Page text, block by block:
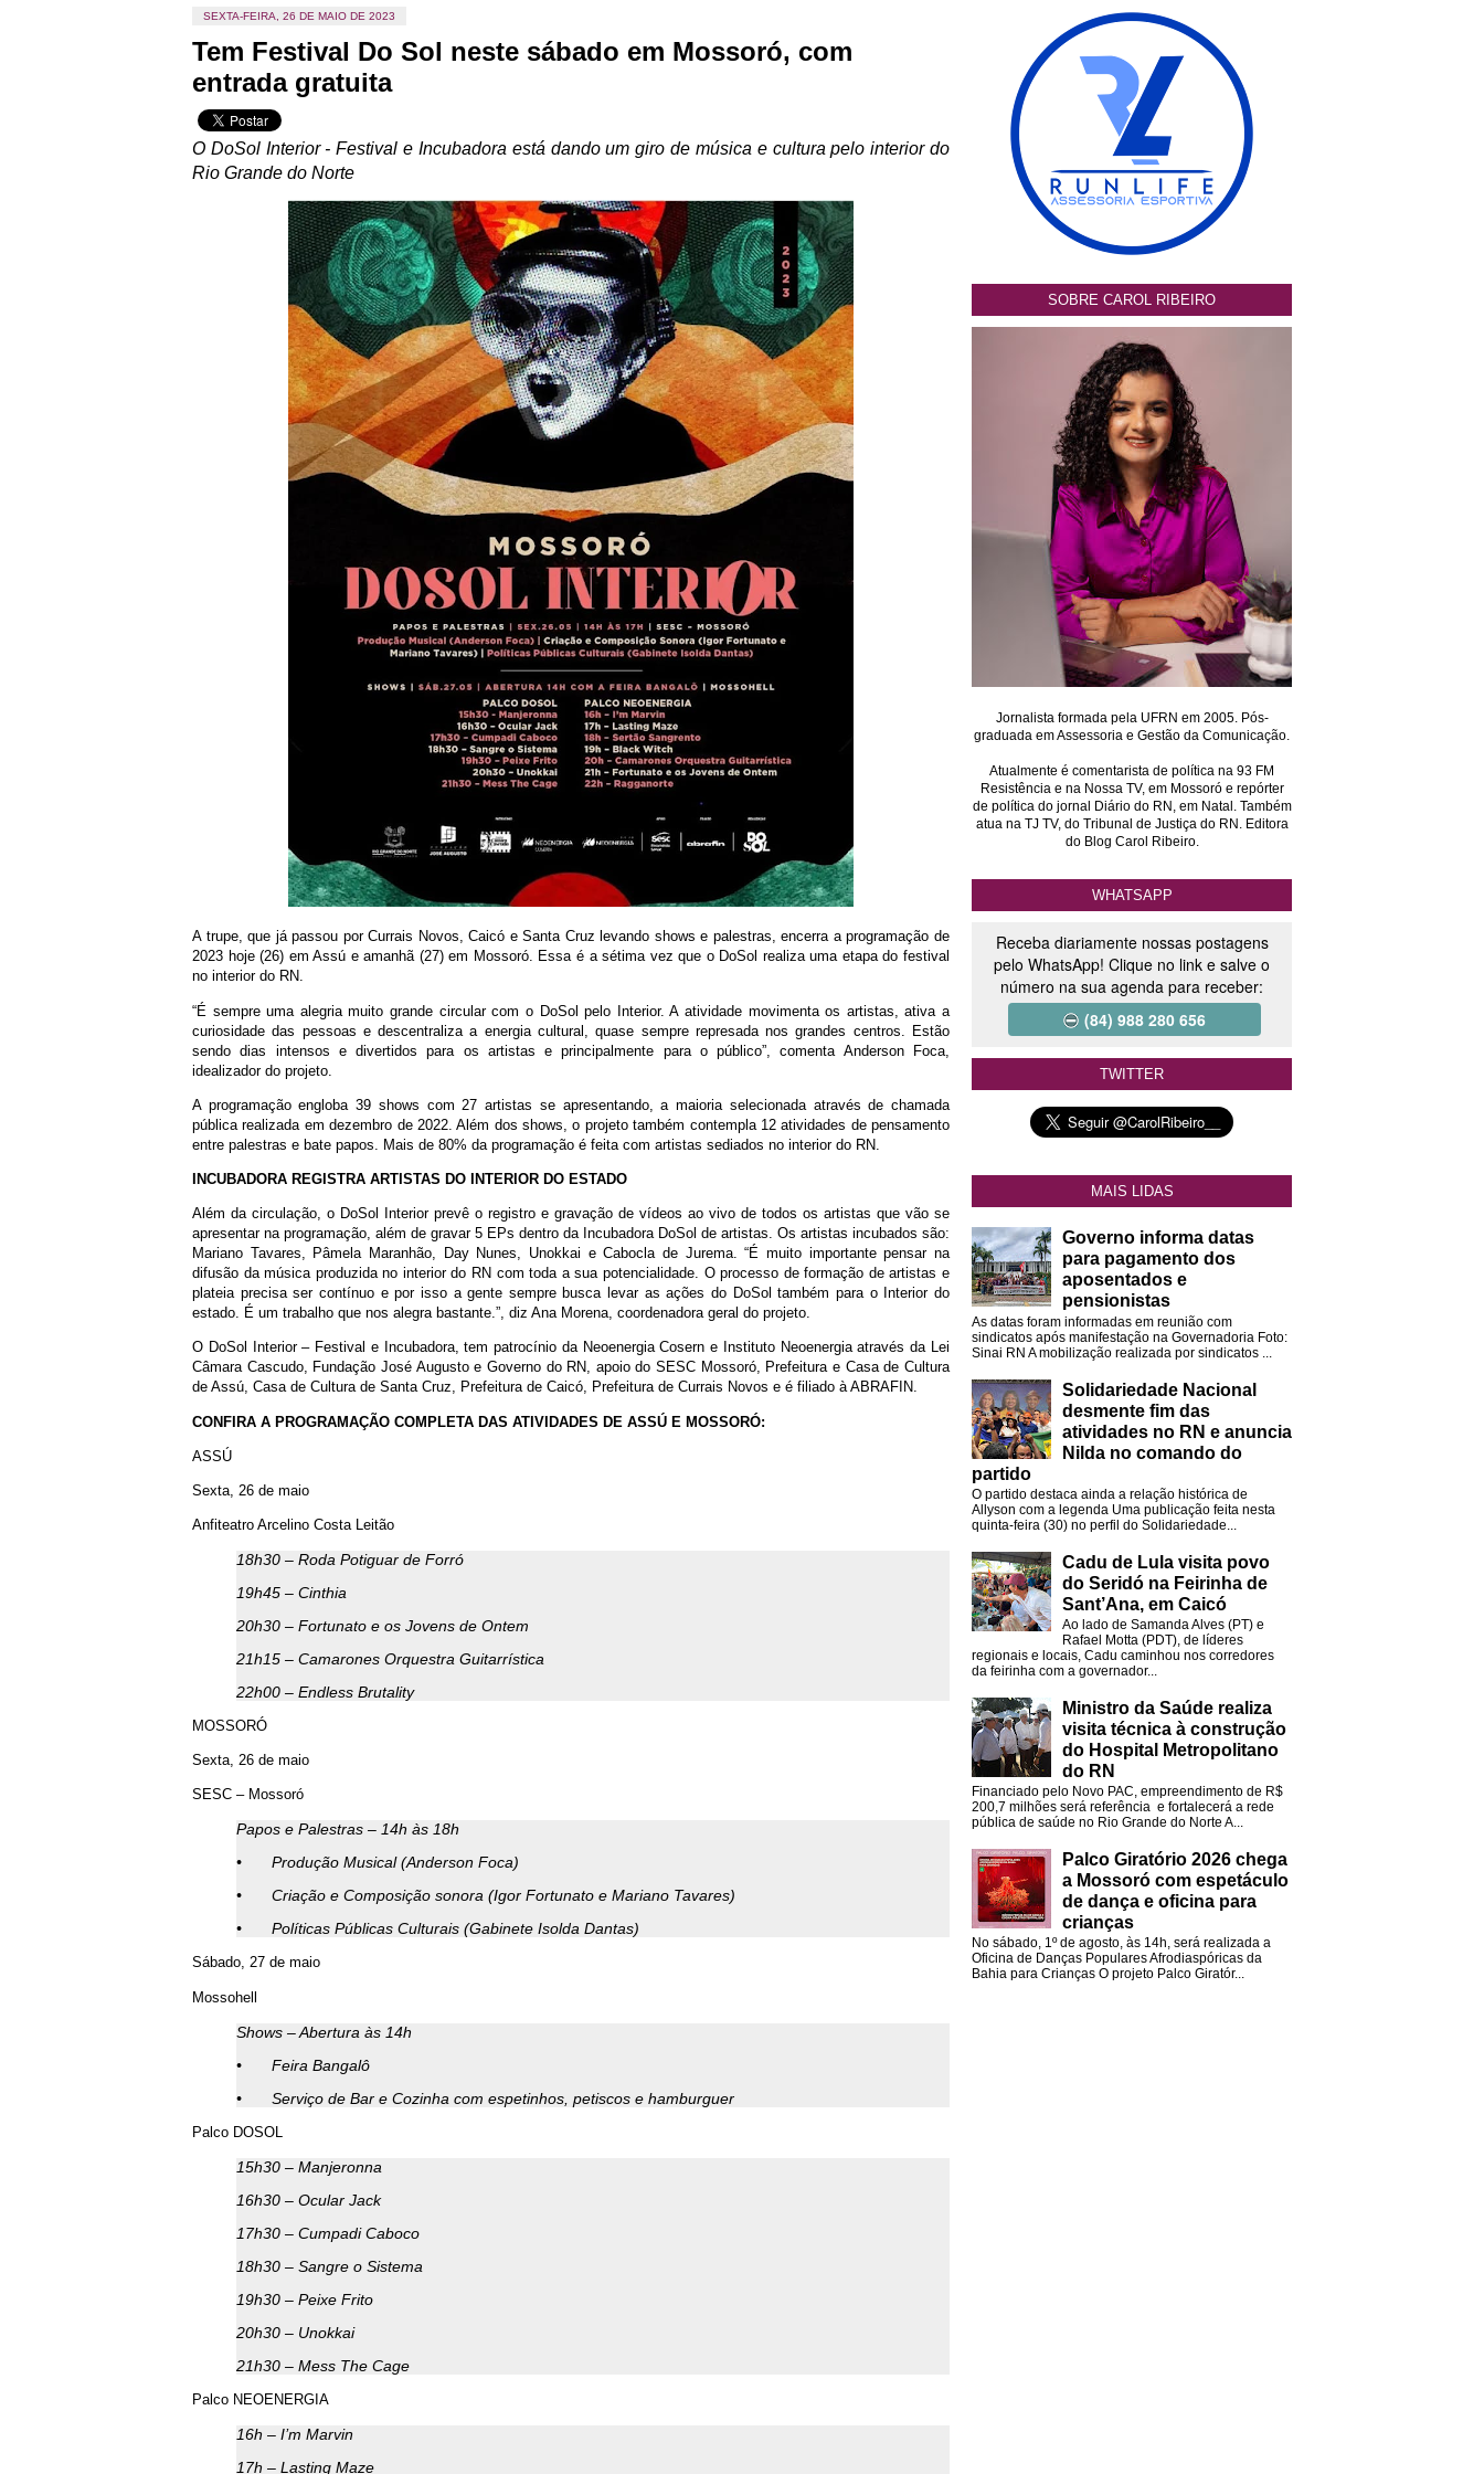
SEXTA-FEIRA, 26 DE MAIO DE 2023
Tem Festival Do Sol neste sábado em Mossoró, com
entrada gratuita
O DoSol Interior - Festival e Incubadora está dando um giro de música e cultura pelo interior do
Rio Grande do Norte
A trupe, que já passou por Currais Novos, Caicó e Santa Cruz levando shows e palestras, encerra a programação de
2023 hoje (26) em Assú e amanhã (27) em Mossoró. Essa é a sétima vez que o DoSol realiza uma etapa do festival
no interior do RN.
“É sempre uma alegria muito grande circular com o DoSol pelo Interior. A atividade movimenta os artistas, ativa a
curiosidade das pessoas e descentraliza a energia cultural, quase sempre represada nos grandes centros. Estão
sendo dias intensos e divertidos para os artistas e principalmente para o público”, comenta Anderson Foca,
idealizador do projeto.
A programação engloba 39 shows com 27 artistas se apresentando, a maioria selecionada através de chamada
pública realizada em dezembro de 2022. Além dos shows, o projeto também contempla 12 atividades de pensamento
entre palestras e bate papos. Mais de 80% da programação é feita com artistas sediados no interior do RN.
INCUBADORA REGISTRA ARTISTAS DO INTERIOR DO ESTADO
Além da circulação, o DoSol Interior prevê o registro e gravação de vídeos ao vivo de todos os artistas que vão se
apresentar na programação, além de gravar 5 EPs dentro da Incubadora DoSol de artistas. Os artistas incubados são:
Mariano Tavares, Pâmela Maranhão, Day Nunes, Unokkai e Cabocla de Jurema. “É muito importante pensar na
difusão da música produzida no interior do RN com toda a sua potencialidade. O processo de formação de artistas e
plateia precisa ser contínuo e por isso a gente sempre busca levar as ações do DoSol também para o Interior do
estado. É um trabalho que nos alegra bastante.”, diz Ana Morena, coordenadora geral do projeto.
O DoSol Interior – Festival e Incubadora, tem patrocínio da Neoenergia Cosern e Instituto Neoenergia através da Lei
Câmara Cascudo, Fundação José Augusto e Governo do RN, apoio do SESC Mossoró, Prefeitura e Casa de Cultura
de Assú, Casa de Cultura de Santa Cruz, Prefeitura de Caicó, Prefeitura de Currais Novos e é filiado à ABRAFIN.
CONFIRA A PROGRAMAÇÃO COMPLETA DAS ATIVIDADES DE ASSÚ E MOSSORÓ:
ASSÚ
Sexta, 26 de maio
Anfiteatro Arcelino Costa Leitão
18h30 – Roda Potiguar de Forró
19h45 – Cinthia
20h30 – Fortunato e os Jovens de Ontem
21h15 – Camarones Orquestra Guitarrística
22h00 – Endless Brutality
MOSSORÓ
Sexta, 26 de maio
SESC – Mossoró
Papos e Palestras – 14h às 18h
•
Produção Musical (Anderson Foca)
•
Criação e Composição sonora (Igor Fortunato e Mariano Tavares)
•
Políticas Públicas Culturais (Gabinete Isolda Dantas)
Sábado, 27 de maio
Mossohell
Shows – Abertura às 14h
•
Feira Bangalô
•
Serviço de Bar e Cozinha com espetinhos, petiscos e hamburguer
Palco DOSOL
15h30 – Manjeronna
16h30 – Ocular Jack
17h30 – Cumpadi Caboco
18h30 – Sangre o Sistema
19h30 – Peixe Frito
20h30 – Unokkai
21h30 – Mess The Cage
Palco NEOENERGIA
16h – I’m Marvin
17h – Lasting Maze
SOBRE CAROL RIBEIRO
Jornalista formada pela UFRN em 2005. Pós-
graduada em Assessoria e Gestão da Comunicação.
Atualmente é comentarista de política na 93 FM
Resistência e na Nossa TV, em Mossoró e repórter
de política do jornal Diário do RN, em Natal. Também
atua na TJ TV, do Tribunal de Justiça do RN. Editora
do Blog Carol Ribeiro.
WHATSAPP
Receba diariamente nossas postagens
pelo WhatsApp! Clique no link e salve o
número na sua agenda para receber:
(84) 988 280 656
TWITTER
MAIS LIDAS
Governo informa datas
para pagamento dos
aposentados e
pensionistas
As datas foram informadas em reunião com
sindicatos após manifestação na Governadoria Foto:
Sinai RN A mobilização realizada por sindicatos ...
Solidariedade Nacional
desmente fim das
atividades no RN e anuncia
Nilda no comando do
partido
O partido destaca ainda a relação histórica de
Allyson com a legenda Uma publicação feita nesta
quinta-feira (30) no perfil do Solidariedade...
Cadu de Lula visita povo
do Seridó na Feirinha de
Sant’Ana, em Caicó
Ao lado de Samanda Alves (PT) e
Rafael Motta (PDT), de líderes
regionais e locais, Cadu caminhou nos corredores
da feirinha com a governador...
Ministro da Saúde realiza
visita técnica à construção
do Hospital Metropolitano
do RN
Financiado pelo Novo PAC, empreendimento de R$
200,7 milhões será referência e fortalecerá a rede
pública de saúde no Rio Grande do Norte A...
Palco Giratório 2026 chega
a Mossoró com espetáculo
de dança e oficina para
crianças
No sábado, 1º de agosto, às 14h, será realizada a
Oficina de Danças Populares Afrodiaspóricas da
Bahia para Crianças O projeto Palco Giratór...